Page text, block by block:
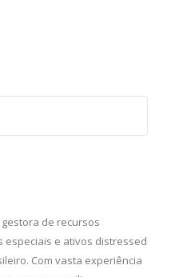
gestora de recursos
especiais e ativos distressed
Com vasta experiência